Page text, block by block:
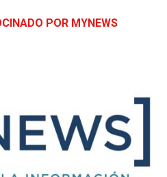
POR MYNEWS